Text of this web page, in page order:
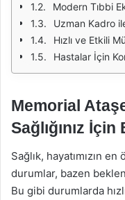
Modern Tıbbi
Uzman Kadro
Hızlı ve Etkili
Hastalar İçin
Memorial
Sağlığınız İçin
Sağlık, hayatımızın
durumlar, bazen
Bu gibi durumlarda